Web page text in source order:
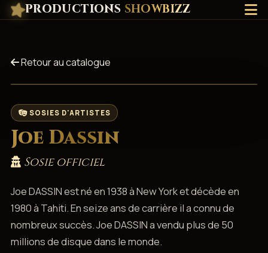
PRODUCTIONS SHOWBIZZ
Retour au catalogue
SOSIES D'ARTISTES
Joe Dassin
Sosie officiel
Joe DASSIN est né en 1938 à New York et décède en
1980 à Tahiti. En seize ans de carrière il a connu de
nombreux succès. Joe DASSIN a vendu plus de 50
millions de disque dans le monde.